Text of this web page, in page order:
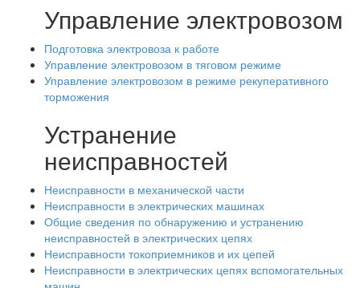
Управление электровозом
Подготовка электровоза к работе
Управление электровозом в тяговом режиме
Управление электровозом в режиме рекуперативного
торможения
Устранение
неисправностей
Неисправности в механической части
Неисправности в электрических машинах
Общие сведения по обнаружению и устранению
неисправностей в электрических цепях
Неисправности токоприемников и их цепей
Неисправности в электрических цепях вспомогательных